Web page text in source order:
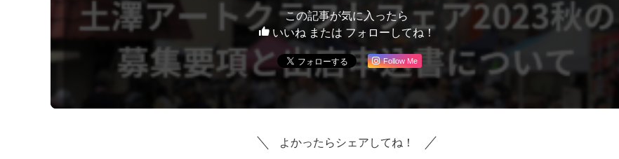
この記事が気に入ったら
いいね または フォローしてね！
Follow Me
よかったらシェアしてね！